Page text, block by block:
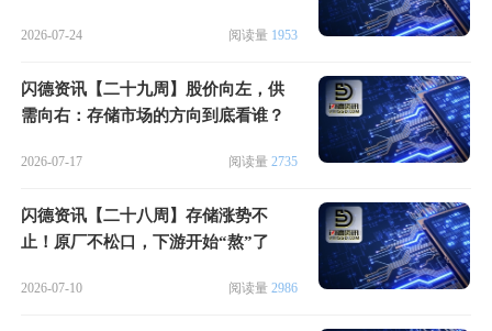
2026-07-24 阅读量 1953
闪德资讯【二十九周】股价向左，供
需向右：存储市场的方向到底看谁？
2026-07-17 阅读量 2735
闪德资讯【二十八周】存储涨势不
止！原厂不松口，下游开始“熬”了
2026-07-10 阅读量 2986